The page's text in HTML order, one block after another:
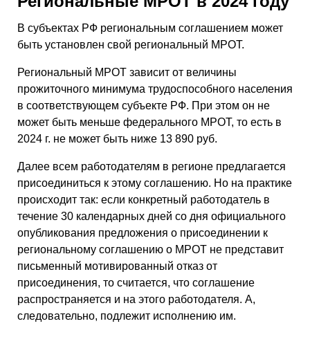
В субъектах РФ региональным соглашением может
быть установлен свой региональный МРОТ.
Региональный МРОТ зависит от величины
прожиточного минимума трудоспособного населения
в соответствующем субъекте РФ. При этом он не
может быть меньше федерального МРОТ, то есть в
2024 г. не может быть ниже 13 890 руб.
Далее всем работодателям в регионе предлагается
присоединиться к этому соглашению. Но на практике
происходит так: если конкретный работодатель в
течение 30 календарных дней со дня официального
опубликования предложения о присоединении к
региональному соглашению о МРОТ не представит
письменный мотивированный отказ от
присоединения, то считается, что соглашение
распространяется и на этого работодателя. А,
следовательно, подлежит исполнению им.